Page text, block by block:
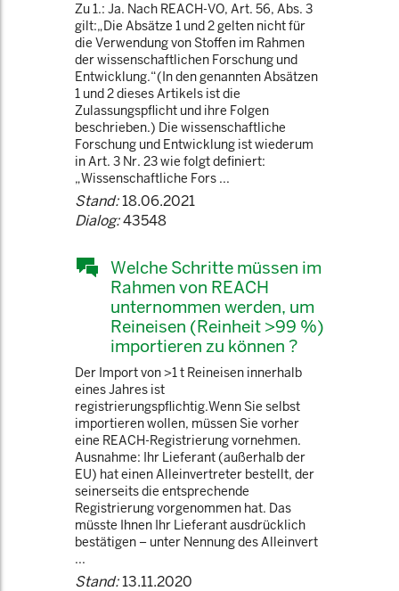
Zu 1.: Ja. Nach REACH-VO, Art. 56, Abs. 3
gilt:„Die Absätze 1 und 2 gelten nicht für
die Verwendung von Stoffen im Rahmen
der wissenschaftlichen Forschung und
Entwicklung.“(In den genannten Absätzen
1 und 2 dieses Artikels ist die
Zulassungspflicht und ihre Folgen
beschrieben.) Die wissenschaftliche
Forschung und Entwicklung ist wiederum
in Art. 3 Nr. 23 wie folgt definiert:
„Wissenschaftliche Fors ...
Stand:18.06.2021
Dialog:43548
Welche Schritte müssen im
Rahmen von REACH
unternommen werden, um
Reineisen (Reinheit >99 %)
importieren zu können ?
Der Import von >1 t Reineisen innerhalb
eines Jahres ist
registrierungspflichtig.Wenn Sie selbst
importieren wollen, müssen Sie vorher
eine REACH-Registrierung vornehmen.
Ausnahme: Ihr Lieferant (außerhalb der
EU) hat einen Alleinvertreter bestellt, der
seinerseits die entsprechende
Registrierung vorgenommen hat. Das
müsste Ihnen Ihr Lieferant ausdrücklich
bestätigen – unter Nennung des Alleinvert
...
Stand:13.11.2020